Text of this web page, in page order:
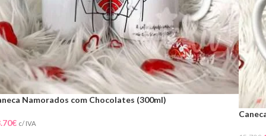
Namorados com Chocolates (300ml)
€ c/ IVA